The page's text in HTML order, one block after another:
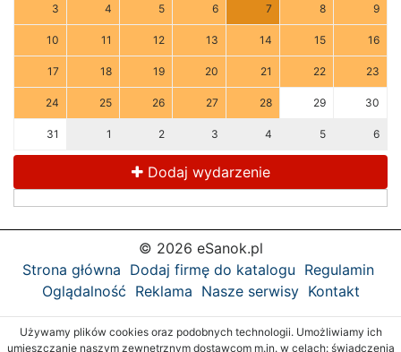
3 4 5 6 7 8 9
10 11 12 13 14 15 16
17 18 19 20 21 22 23
24 25 26 27 28 29 30
31 1 2 3 4 5 6
Dodaj wydarzenie
© 2026 eSanok.pl
Strona główna Dodaj firmę do katalogu Regulamin
Oglądalność Reklama Nasze serwisy Kontakt
Używamy plików cookies oraz podobnych technologii. Umożliwiamy ich
umieszczanie naszym zewnętrznym dostawcom m.in. w celach: świadczenia